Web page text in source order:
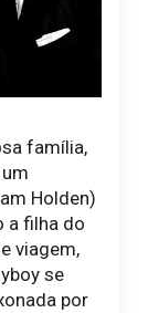
família,
Holden)
a filha do
viagem,
se
por